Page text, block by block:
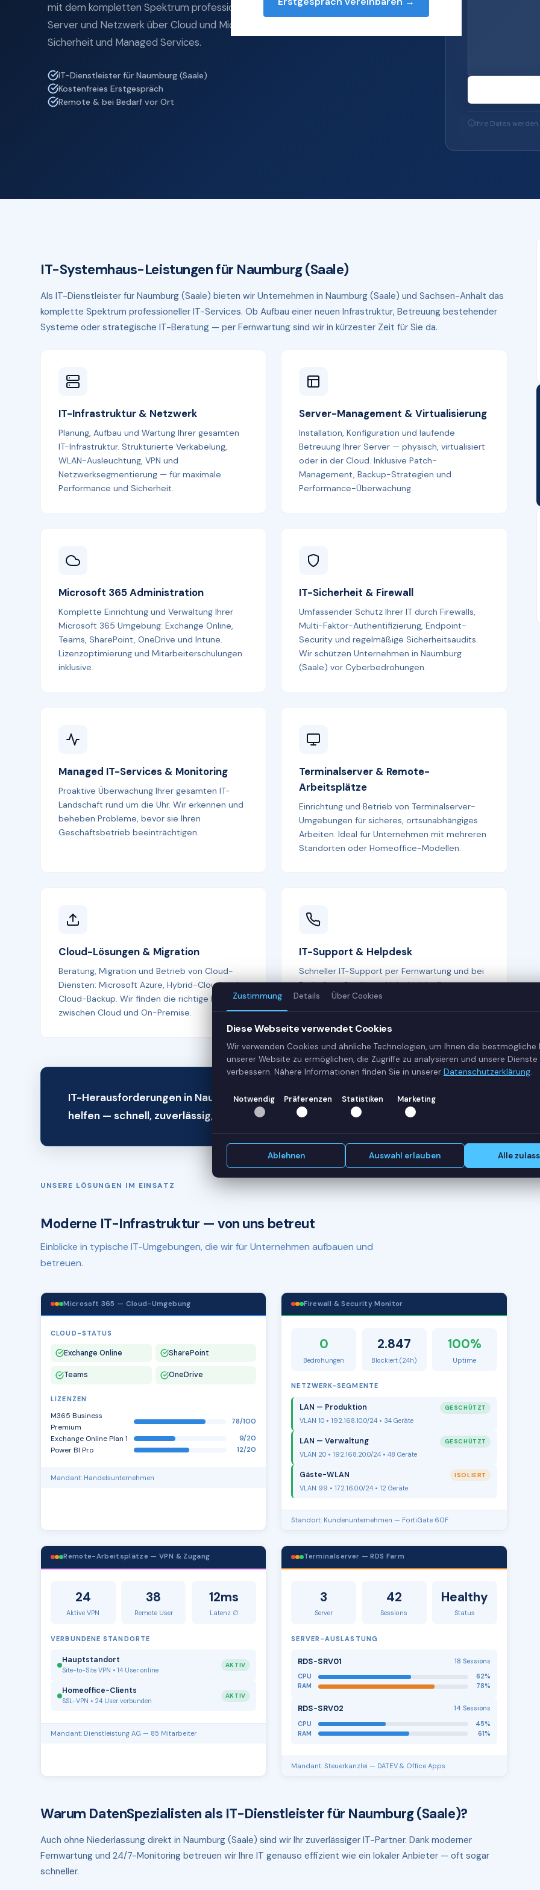
mit dem kompletten Spektrum professioneller IT-Services — von
Server und Netzwerk über Cloud und Microsoft 365 bis zu IT-
Sicherheit und Managed Services.
IT-Dienstleister für Naumburg (Saale)
Kostenfreies Erstgespräch
Remote & bei Bedarf vor Ort
Ihre Daten
IT-Systemhaus-Leistungen für Naumburg (Saale)
Als IT-Dienstleister für Naumburg (Saale) bieten wir Unternehmen in Naumburg (Saale) und Sachsen-Anhalt das
komplette Spektrum professioneller IT-Services. Ob Aufbau einer neuen Infrastruktur, Betreuung bestehender
Systeme oder strategische IT-Beratung — per Fernwartung sind wir in kürzester Zeit für Sie da.
IT-Infrastruktur & Netzwerk
Planung, Aufbau und Wartung Ihrer gesamten
IT-Infrastruktur. Strukturierte Verkabelung,
WLAN-Ausleuchtung, VPN und
Netzwerksegmentierung — für maximale
Performance und Sicherheit.
Server-Management & Virtualisierung
Installation, Konfiguration und laufende
Betreuung Ihrer Server — physisch, virtualisiert
oder in der Cloud. Inklusive Patch-
Management, Backup-Strategien und
Performance-Überwachung.
Microsoft 365 Administration
Komplette Einrichtung und Verwaltung Ihrer
Microsoft 365 Umgebung: Exchange Online,
Teams, SharePoint, OneDrive und Intune.
Lizenzoptimierung und Mitarbeiterschulungen
inklusive.
IT-Sicherheit & Firewall
Umfassender Schutz Ihrer IT durch Firewalls,
Multi-Faktor-Authentifizierung, Endpoint-
Security und regelmäßige Sicherheitsaudits.
Wir schützen Unternehmen in Naumburg
(Saale) vor Cyberbedrohungen.
Managed IT-Services & Monitoring
Proaktive Überwachung Ihrer gesamten IT-
Landschaft rund um die Uhr. Wir erkennen und
beheben Probleme, bevor sie Ihren
Geschäftsbetrieb beeinträchtigen.
Terminalserver & Remote-
Arbeitsplätze
Einrichtung und Betrieb von Terminalserver-
Umgebungen für sicheres, ortsunabhängiges
Arbeiten. Ideal für Unternehmen mit mehreren
Standorten oder Homeoffice-Modellen.
Cloud-Lösungen & Migration
Beratung, Migration und Betrieb von Cloud-
Diensten: Microsoft Azure, Hybrid-Cloud und
Cloud-Backup. Wir finden die richtige Balance
zwischen Cloud und On-Premise.
IT-Support & Helpdesk
Schneller IT-Support per Fernwartung und bei
Bedarf vor Ort. Unser Helpdesk ist Ihr erster
Ansprechpartner bei allen IT-Fragen —
IT-Herausforderungen in Naumburg (Saale)? Wir
helfen — schnell, zuverlässig, remote.
Erstgespräch vereinbaren
UNSERE LÖSUNGEN IM EINSATZ
Moderne IT-Infrastruktur — von uns betreut
Einblicke in typische IT-Umgebungen, die wir für Unternehmen aufbauen und
betreuen.
Microsoft 365 — Cloud-Umgebung
CLOUD-STATUS
Exchange Online SharePoint
Teams OneDrive
LIZENZEN
M365 Business
Premium
78/100
Exchange Online Plan 1 9/20
Power BI Pro 12/20
Mandant: Handelsunternehmen
Firewall & Security Monitor
0
Bedrohungen
2.847
Blockiert (24h)
100%
Uptime
NETZWERK-SEGMENTE
LAN — Produktion GESCHÜTZT
VLAN 10 • 192.168.10.0/24 • 34 Geräte
LAN — Verwaltung GESCHÜTZT
VLAN 20 • 192.168.20.0/24 • 48 Geräte
Gäste-WLAN ISOLIERT
VLAN 99 • 172.16.0.0/24 • 12 Geräte
Standort: Kundenunternehmen — FortiGate 60F
Remote-Arbeitsplätze — VPN & Zugang
24
Aktive VPN
38
Remote User
12ms
Latenz ∅
VERBUNDENE STANDORTE
Hauptstandort
Site-to-Site VPN • 14 User online
AKTIV
Homeoffice-Clients
SSL-VPN • 24 User verbunden
AKTIV
Mandant: Dienstleistung AG — 85 Mitarbeiter
Terminalserver — RDS Farm
3
Server
42
Sessions
Healthy
Status
SERVER-AUSLASTUNG
RDS-SRV01
18 Sessions
CPU
62%
RAM
78%
RDS-SRV02
14 Sessions
CPU
45%
RAM
61%
Mandant: Steuerkanzlei — DATEV & Office Apps
Warum DatenSpezialisten als IT-Dienstleister für Naumburg (Saale)?
Auch ohne Niederlassung direkt in Naumburg (Saale) sind wir Ihr zuverlässiger IT-Partner. Dank moderner
Fernwartung und 24/7-Monitoring betreuen wir Ihre IT genauso effizient wie ein lokaler Anbieter — oft sogar
schneller.
Zustimmung Details Über Cookies
Diese Webseite verwendet Cookies
Wir verwenden Cookies und ähnliche Technologien, um Ihnen die bestmögliche
unserer Website zu ermöglichen, die Zugriffe zu analysieren und unsere
verbessern. Nähere Informationen finden Sie in unserer Datenschutzerklärung.
Notwendig Präferenzen Statistiken Marketing
Ablehnen Auswahl erlauben Alle